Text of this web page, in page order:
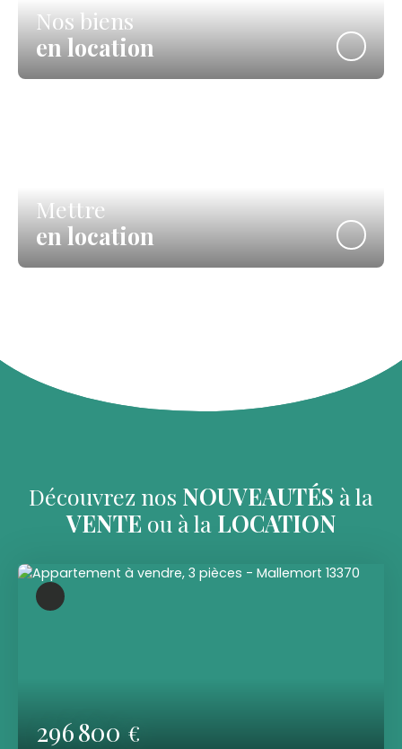
Nos biens
en location
Mettre
en location
Découvrez nos NOUVEAUTÉS à la
VENTE ou à la LOCATION
296 800 €